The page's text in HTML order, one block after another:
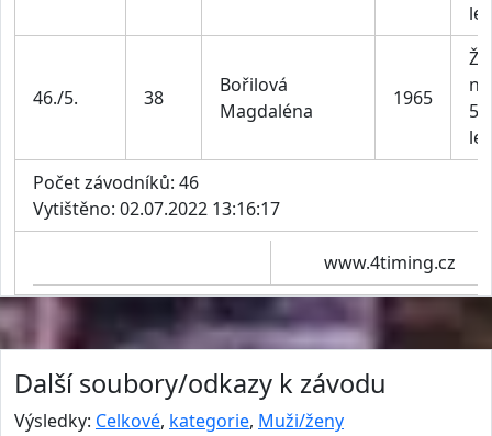
let
46./5. 38
Bořilová
Magdaléna
1965
55
let
Počet závodníků: 46
Vytištěno: 02.07.2022 13:16:17
www.4timing.cz
Další soubory/odkazy k závodu
Výsledky: Celkové, kategorie, Muži/ženy